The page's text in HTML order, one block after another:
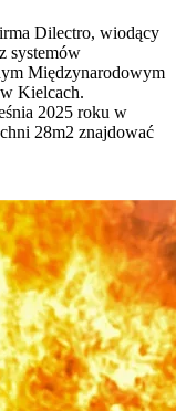
Dilectro, wiodący
systemów
Międzynarodowym
Kielcach.
2025 roku w
28m2 znajdować